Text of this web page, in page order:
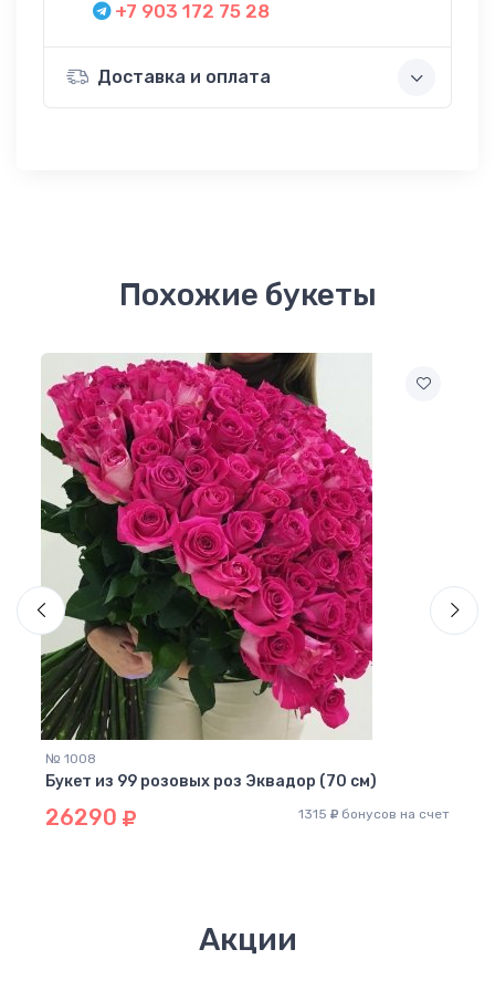
+7 903 172 75 28
Доставка и оплата
Похожие букеты
№ 1008
Букет из 99 розовых роз Эквадор (70 см)
26290 1315 бонусов на счет
Акции